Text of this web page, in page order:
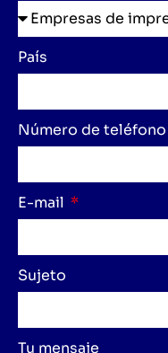
País
Número de teléfono
E-mail
Sujeto
Tu mensaje